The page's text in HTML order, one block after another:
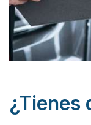
¿Tienes